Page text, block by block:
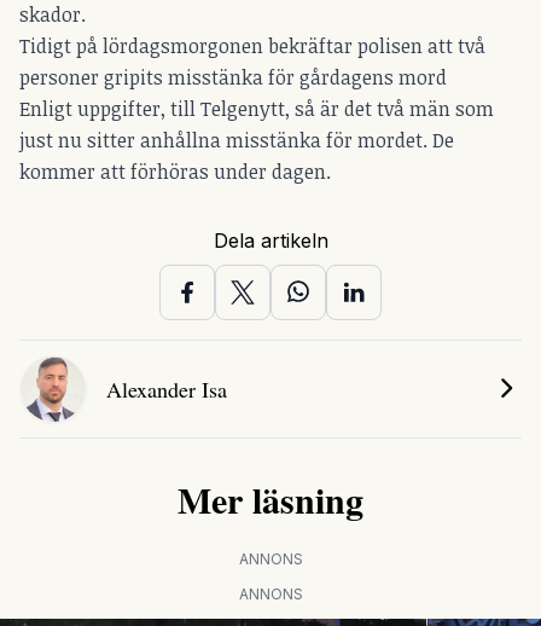
skador.
Tidigt på lördagsmorgonen bekräftar polisen att två
personer gripits misstänka för gårdagens mord
Enligt uppgifter, till Telgenytt, så är det två män som
just nu sitter anhållna misstänka för mordet. De
kommer att förhöras under dagen.
Dela artikeln
Alexander Isa
Mer läsning
ANNONS
ANNONS